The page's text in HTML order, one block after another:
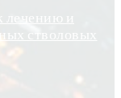
и
стволовых